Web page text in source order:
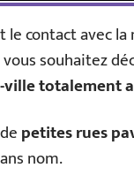
contact avec
souhaitez
ville totalement
petites rues
nom.